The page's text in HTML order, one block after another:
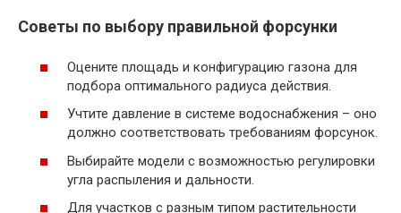
Советы по выбору правильной форсунки
Оцените площадь и конфигурацию газона для
подбора оптимального радиуса действия.
Учтите давление в системе водоснабжения – оно
должно соответствовать требованиям форсунок.
Выбирайте модели с возможностью регулировки
угла распыления и дальности.
Для участков с разным типом растительности